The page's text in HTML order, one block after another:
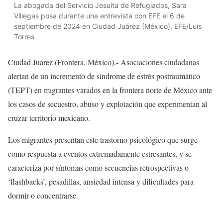
La abogada del Servicio Jesuita de Refugiados, Sara
Villegas posa durante una entrevista con EFE el 6 de
septiembre de 2024 en Ciudad Juárez (México). EFE/Luis
Torres
Ciudad Juárez (Frontera, México).- Asociaciones ciudadanas
alertan de un incremento de síndrome de estrés postraumático
(TEPT) en migrantes varados en la frontera norte de México ante
los casos de secuestro, abuso y explotación que experimentan al
cruzar territorio mexicano.
Los migrantes presentan este trastorno psicológico que surge
como respuesta a eventos extremadamente estresantes, y se
caracteriza por síntomas como secuencias retrospectivas o
‘flashbacks’, pesadillas, ansiedad intensa y dificultades para
dormir o concentrarse.